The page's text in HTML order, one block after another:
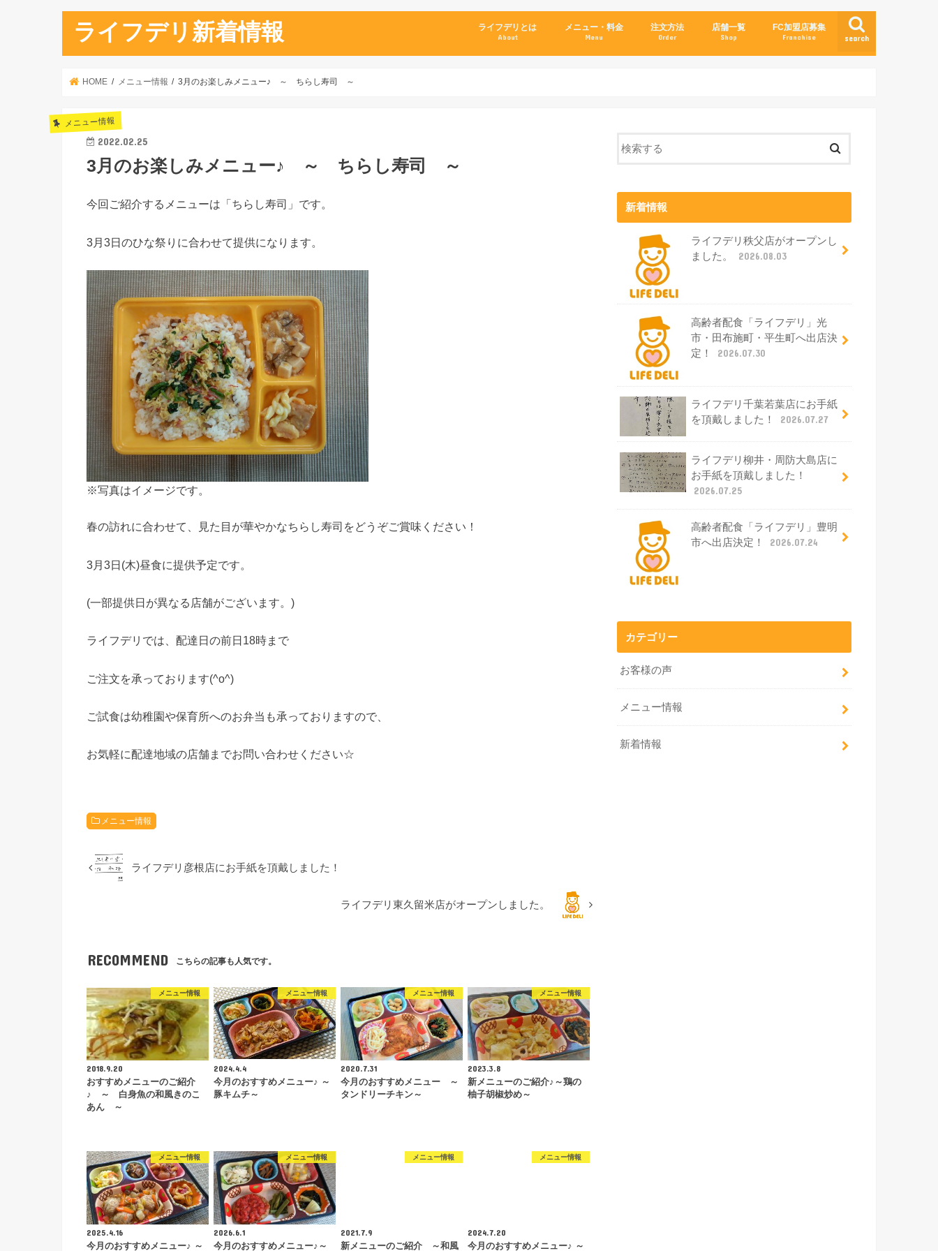
ライフデリ新着情報 search
ライフデリとは
About
メニュー・料金
Menu
注文方法
Order
店舗一覧
Shop
FC加盟店募集
Franchise
HOME メニュー情報 3月のお楽しみメニュー♪ ～ ちらし寿司 ～
メニュー情報
2022.02.25
3月のお楽しみメニュー♪ ～ ちらし寿司 ～
今回ご紹介するメニューは「ちらし寿司」です。
3月3日のひな祭りに合わせて提供になります。
※写真はイメージです。
春の訪れに合わせて、見た目が華やかなちらし寿司をどうぞご賞味ください！
3月3日(木)昼食に提供予定です。
(一部提供日が異なる店舗がございます。)
ライフデリでは、配達日の前日18時まで
ご注文を承っております(^o^)
ご試食は幼稚園や保育所へのお弁当も承っておりますので、
お気軽に配達地域の店舗までお問い合わせください☆
メニュー情報
ライフデリ彦根店にお手紙を頂戴しました！
ライフデリ東久留米店がオープンしました。
RECOMMEND こちらの記事も人気です。
メニュー情報
2018.9.20
おすすめメニューのご紹介
♪ ～ 白身魚の和風きのこ
あん ～
メニュー情報
2024.4.4
今月のおすすめメニュー♪ ～
豚キムチ～
メニュー情報
2020.7.31
今月のおすすめメニュー ～
タンドリーチキン～
メニュー情報
2023.3.8
新メニューのご紹介♪～鶏の
柚子胡椒炒め～
メニュー情報
2025.4.16
今月のおすすめメニュー♪ ～
メニュー情報
2026.6.1
今月のおすすめメニュー♪～
メニュー情報
2021.7.9
新メニューのご紹介 ～和風
メニュー情報
2024.7.20
今月のおすすめメニュー♪ ～
新着情報
ライフデリ秩父店がオープンし
ました。
2026.08.03
高齢者配食「ライフデリ」光
市・田布施町・平生町へ出店決
定！
2026.07.30
ライフデリ千葉若葉店にお手紙
を頂戴しました！
2026.07.27
ライフデリ柳井・周防大島店に
お手紙を頂戴しました！
2026.07.25
高齢者配食「ライフデリ」豊明
市へ出店決定！
2026.07.24
カテゴリー
お客様の声
メニュー情報
新着情報